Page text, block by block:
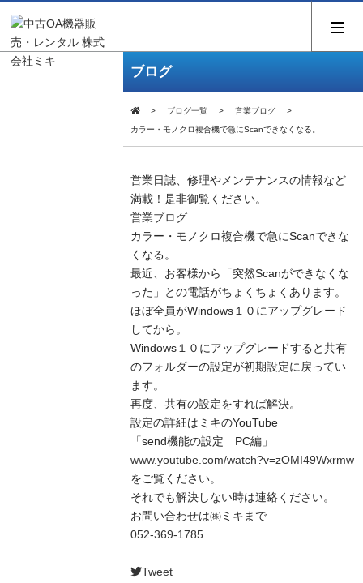
ブログ
ブログ一覧 営業ブログ
カラー・モノクロ複合機で急にScanできなくなる。
営業日誌、修理やメンテナンスの情報など
満載！是非御覧ください。
営業ブログ
カラー・モノクロ複合機で急にScanできな
くなる。
最近、お客様から「突然Scanができなくな
った」との電話がちょくちょくあります。
ほぼ全員がWindows１０にアップグレード
してから。
Windows１０にアップグレードすると共有
のフォルダーの設定が初期設定に戻ってい
ます。
再度、共有の設定をすれば解決。
設定の詳細はミキのYouTube
「send機能の設定 PC編」
www.youtube.com/watch?v=zOMI49Wxrmw
をご覧ください。
それでも解決しない時は連絡ください。
お問い合わせは㈱ミキまで
052-369-1785
Tweet